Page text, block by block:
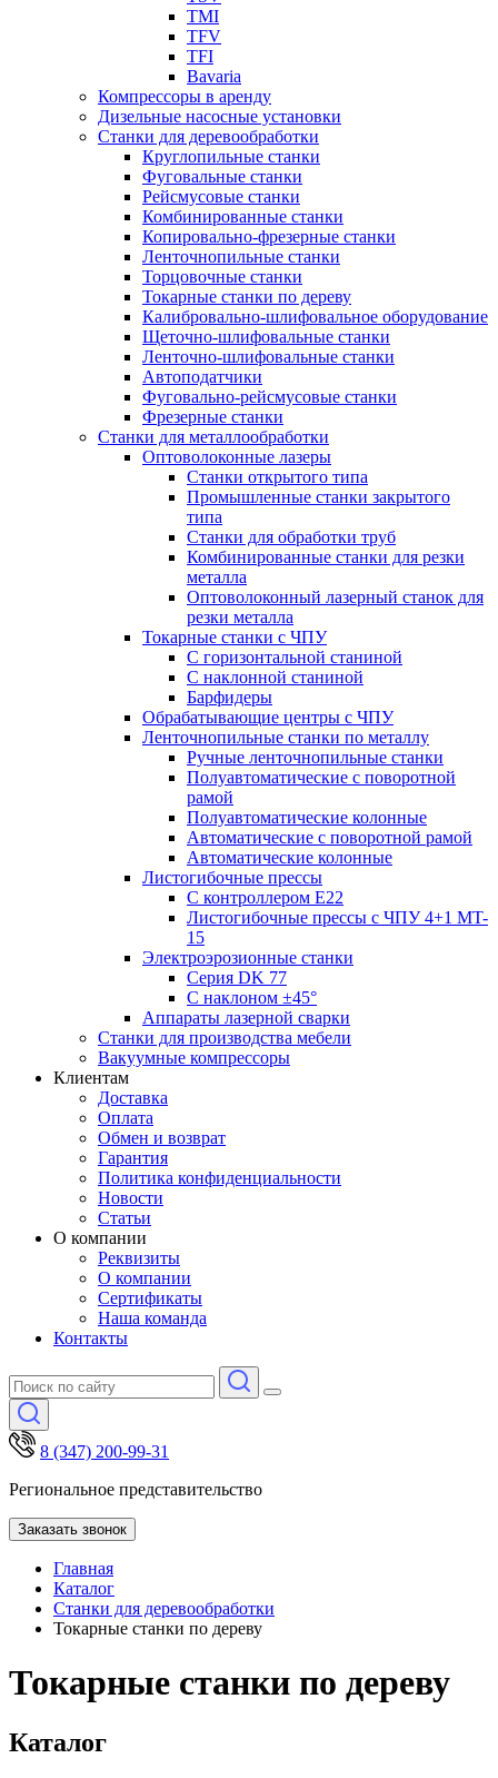
TMI
TFV
TFI
Bavaria
Компрессоры в аренду
Дизельные насосные установки
Станки для деревообработки
Круглопильные станки
Фуговальные станки
Рейсмусовые станки
Комбинированные станки
Копировально-фрезерные станки
Ленточнопильные станки
Торцовочные станки
Токарные станки по дереву
Калибровально-шлифовальное оборудование
Щеточно-шлифовальные станки
Ленточно-шлифовальные станки
Автоподатчики
Фуговально-рейсмусовые станки
Фрезерные станки
Станки для металлообработки
Оптоволоконные лазеры
Станки открытого типа
Промышленные станки закрытого
типа
Станки для обработки труб
Комбинированные станки для резки
металла
Оптоволоконный лазерный станок для
резки металла
Токарные станки с ЧПУ
С горизонтальной станиной
С наклонной станиной
Барфидеры
Обрабатывающие центры с ЧПУ
Ленточнопильные станки по металлу
Ручные ленточнопильные станки
Полуавтоматические с поворотной
рамой
Полуавтоматические колонные
Автоматические с поворотной рамой
Автоматические колонные
Листогибочные прессы
С контроллером E22
Листогибочные прессы с ЧПУ 4+1 MT-
15
Электроэрозионные станки
Серия DK 77
С наклоном ±45°
Аппараты лазерной сварки
Станки для производства мебели
Вакуумные компрессоры
Клиентам
Доставка
Оплата
Обмен и возврат
Гарантия
Политика конфиденциальности
Новости
Статьи
О компании
Реквизиты
О компании
Сертификаты
Наша команда
Контакты
8 (347) 200-99-31
Региональное представительство
Заказать звонок
Главная
Каталог
Станки для деревообработки
Токарные станки по дереву
Токарные станки по дереву
Каталог